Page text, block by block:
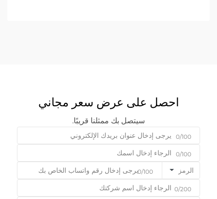
احصل على عرض سعر مجاني
سيتصل بك ممثلنا قريبًا.
0/100
0/100
الرمز 0/100
0/200